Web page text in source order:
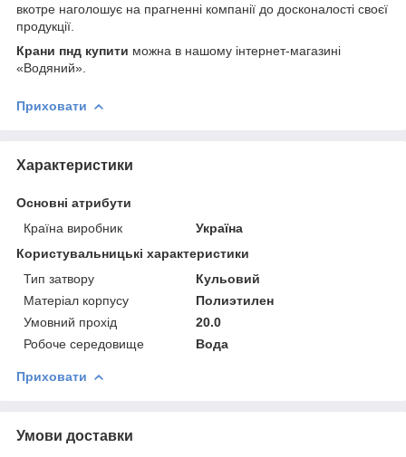
вкотре наголошує на прагненні компанії до досконалості своєї
продукції.
Крани пнд купити можна в нашому інтернет-магазині
«Водяний».
Приховати
Характеристики
Основні атрибути
Країна виробник
Україна
Користувальницькі характеристики
Тип затвору
Кульовий
Матеріал корпусу
Полиэтилен
Умовний прохід
20.0
Робоче середовище
Вода
Приховати
Умови доставки